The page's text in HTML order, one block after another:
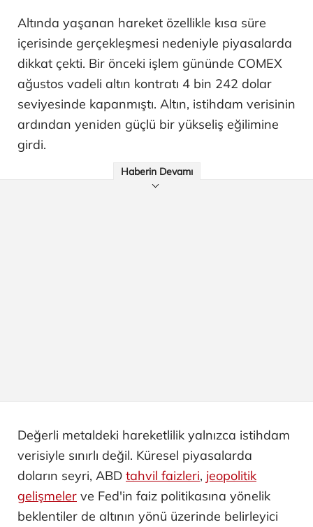
Altında yaşanan hareket özellikle kısa süre
içerisinde gerçekleşmesi nedeniyle piyasalarda
dikkat çekti. Bir önceki işlem gününde COMEX
ağustos vadeli altın kontratı 4 bin 242 dolar
seviyesinde kapanmıştı. Altın, istihdam verisinin
ardından yeniden güçlü bir yükseliş eğilimine
girdi.
Haberin Devamı
Değerli metaldeki hareketlilik yalnızca istihdam
verisiyle sınırlı değil. Küresel piyasalarda
doların seyri, ABD tahvil faizleri, jeopolitik
gelişmeler ve Fed'in faiz politikasına yönelik
beklentiler de altının yönü üzerinde belirleyici